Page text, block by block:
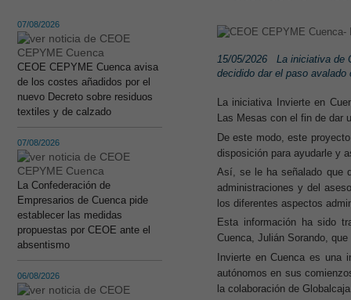
07/08/2026
CEOE CEPYME Cuenca avisa
de los costes añadidos por el
nuevo Decreto sobre residuos
textiles y de calzado
07/08/2026
La Confederación de
Empresarios de Cuenca pide
establecer las medidas
propuestas por CEOE ante el
absentismo
06/08/2026
15/05/2026
La iniciativa de
decidido dar el paso
La iniciativa Invierte en
Las Mesas con el fin de dar
De este modo, este
disposición para ayudarle y
Así, se le ha señalado que
administraciones y del
los diferentes aspectos
Esta información ha sido
Cuenca, Julián Sorando,
Invierte en Cuenca es una
autónomos en sus
la colaboración de